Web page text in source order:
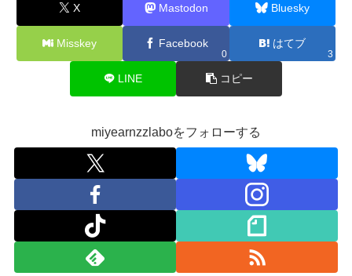
X Mastodon Bluesky
Misskey Facebook
0
はてブ
3
LINE コピー
miyearnzzlaboをフォローする